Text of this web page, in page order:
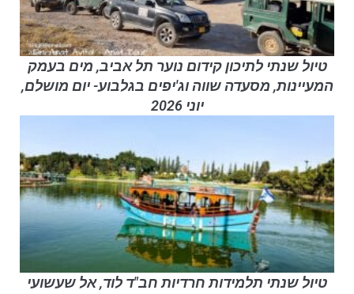
טיול שנתי לתיכון קידום נוער תל אביב, מים בעמק
המעיינות, מסעדה שווה וג'יפים בגלבוע- יום מושלם,
יוני 2026
טיול שנתי תלמידות חרדיות חב"ד לוד, אל שעשועי